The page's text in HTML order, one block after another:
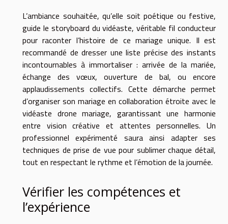
L’ambiance souhaitée, qu’elle soit poétique ou festive,
guide le storyboard du vidéaste, véritable fil conducteur
pour raconter l’histoire de ce mariage unique. Il est
recommandé de dresser une liste précise des instants
incontournables à immortaliser : arrivée de la mariée,
échange des vœux, ouverture de bal, ou encore
applaudissements collectifs. Cette démarche permet
d’organiser son mariage en collaboration étroite avec le
vidéaste drone mariage, garantissant une harmonie
entre vision créative et attentes personnelles. Un
professionnel expérimenté saura ainsi adapter ses
techniques de prise de vue pour sublimer chaque détail,
tout en respectant le rythme et l’émotion de la journée.
Vérifier les compétences et
l’expérience